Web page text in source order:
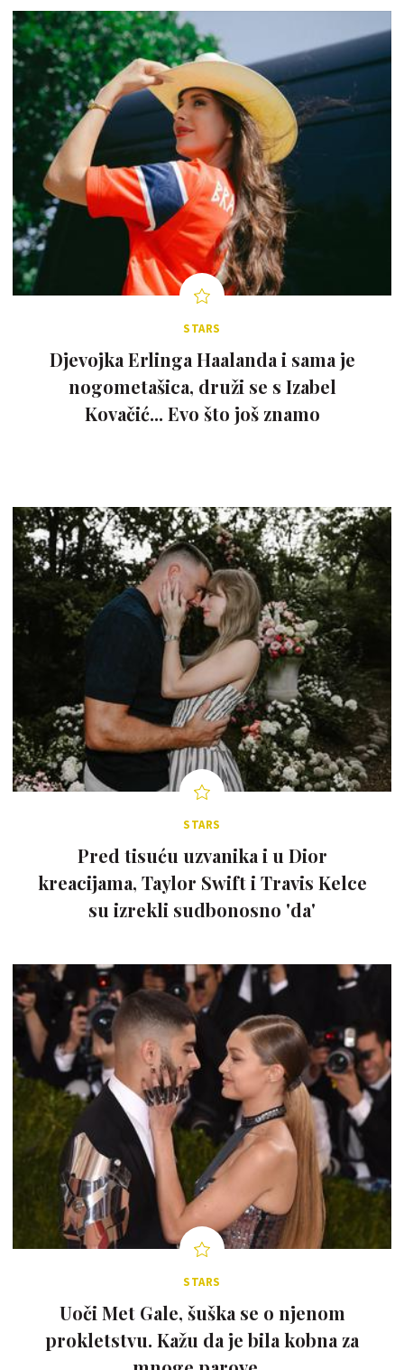
STARS
Djevojka Erlinga Haalanda i sama je
nogometašica, druži se s Izabel
Kovačić... Evo što još znamo
STARS
Pred tisuću uzvanika i u Dior
kreacijama, Taylor Swift i Travis Kelce
su izrekli sudbonosno 'da'
STARS
Uoči Met Gale, šuška se o njenom
prokletstvu. Kažu da je bila kobna za